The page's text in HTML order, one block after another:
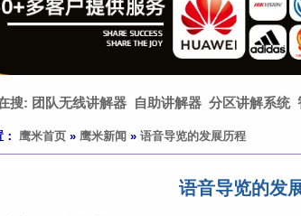
搜: 团队无线讲解器 自助讲解器 分区讲解系统
鹰米首页 » 鹰米新闻 » 语音导览的发展历程
语音导览的发